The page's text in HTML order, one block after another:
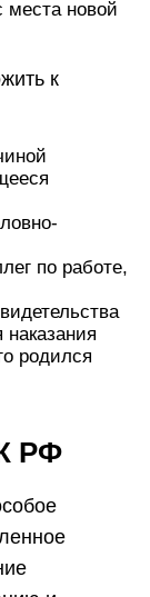
места новой
к
по работе,
родился
РФ